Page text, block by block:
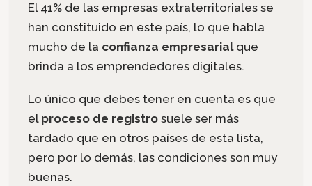
El 41% de las empresas extraterritoriales se
han constituido en este país, lo que habla
mucho de la confianza empresarial que
brinda a los emprendedores digitales.
Lo único que debes tener en cuenta es que
el proceso de registro suele ser más
tardado que en otros países de esta lista,
pero por lo demás, las condiciones son muy
buenas.